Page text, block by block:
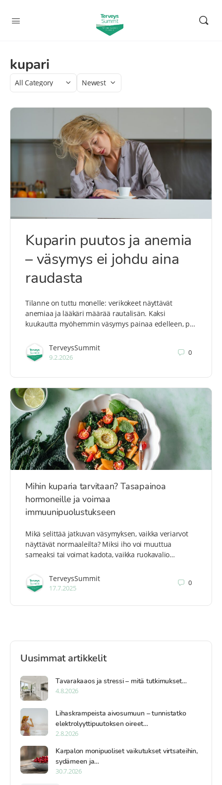
kupari
Category
Sort
Kuparin puutos ja anemia
– väsymys ei johdu aina
raudasta
Tilanne on tuttu monelle: verikokeet näyttävät
anemiaa ja lääkäri määrää rautalisän. Kaksi
kuukautta myöhemmin väsymys painaa edelleen, p…
TerveysSummit
9.2.2026
0
Mihin kuparia tarvitaan? Tasapainoa
hormoneille ja voimaa
immuunipuolustukseen
Mikä selittää jatkuvan väsymyksen, vaikka veriarvot
näyttävät normaaleilta? Miksi iho voi muuttua
sameaksi tai voimat kadota, vaikka ruokavalio…
TerveysSummit
17.7.2025
0
Uusimmat artikkelit
Tavarakaaos ja stressi – mitä tutkimukset…
4.8.2026
Lihaskrampeista aivosumuun – tunnistatko
elektrolyyttipuutoksen oireet…
2.8.2026
Karpalon monipuoliset vaikutukset virtsateihin,
sydämeen ja…
30.7.2026